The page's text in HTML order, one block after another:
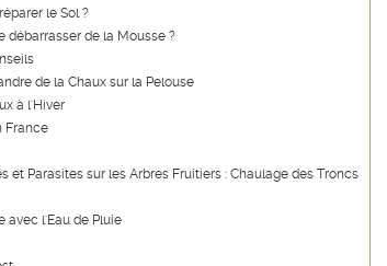
le Sol ?
débarrasser de la Mousse ?
de la Chaux sur la Pelouse
à l'Hiver
France
et Parasites sur les Arbres Fruitiers : Chaulage des Troncs
avec l'Eau de Pluie